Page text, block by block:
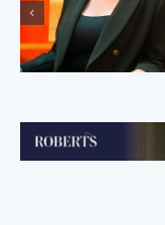
La justicia
comienza
escuchando